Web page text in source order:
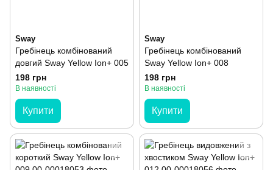
Sway
Гребінець комбінований
довгий Sway Yellow Ion+ 005
198 грн
В наявності
Купити
Sway
Гребінець комбінований
Sway Yellow Ion+ 008
198 грн
В наявності
Купити